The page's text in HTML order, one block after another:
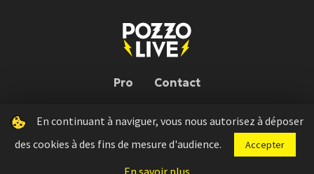
Pro Contact
Pozzo Live © 2026 | Conception : Pozzo Team, avec l'aide deBloop
Press kit Règlement concours Mentions légales
En continuant à naviguer, vous nous autorisez à déposer
des cookies à des fins de mesure d'audience.
Accepter
En savoir plus